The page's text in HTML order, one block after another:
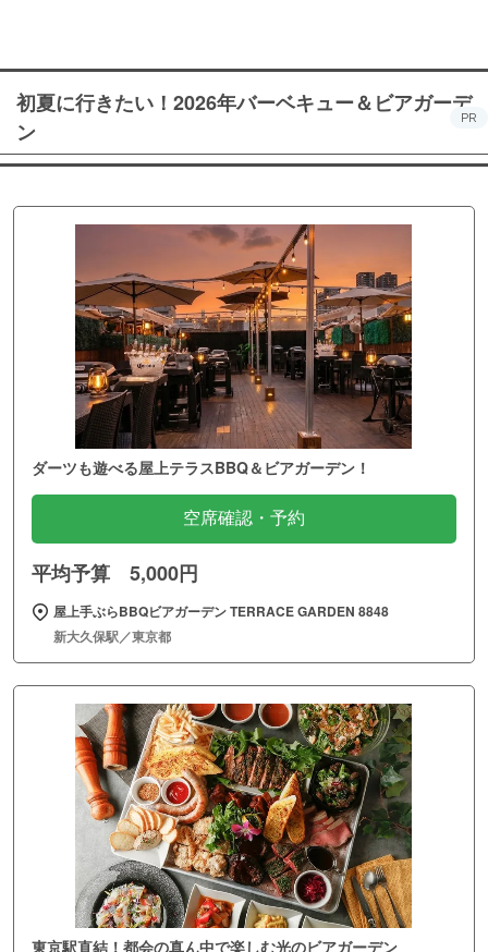
初夏に行きたい！2026年バーベキュー＆ビアガーデ
ン
PR
ダーツも遊べる屋上テラスBBQ＆ビアガーデン！
空席確認・予約
平均予算 5,000円
屋上手ぶらBBQビアガーデン TERRACE GARDEN 8848
新大久保駅／東京都
東京駅直結！都会の真ん中で楽しむ光のビアガーデン